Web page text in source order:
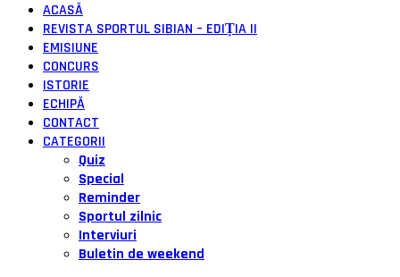
ACASĂ
REVISTA SPORTUL SIBIAN – EDIȚIA II
EMISIUNE
CONCURS
ISTORIE
ECHIPĂ
CONTACT
CATEGORII
Quiz
Special
Reminder
Sportul zilnic
Interviuri
Buletin de weekend